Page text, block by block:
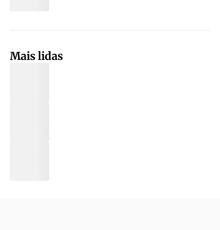
Mais lidas